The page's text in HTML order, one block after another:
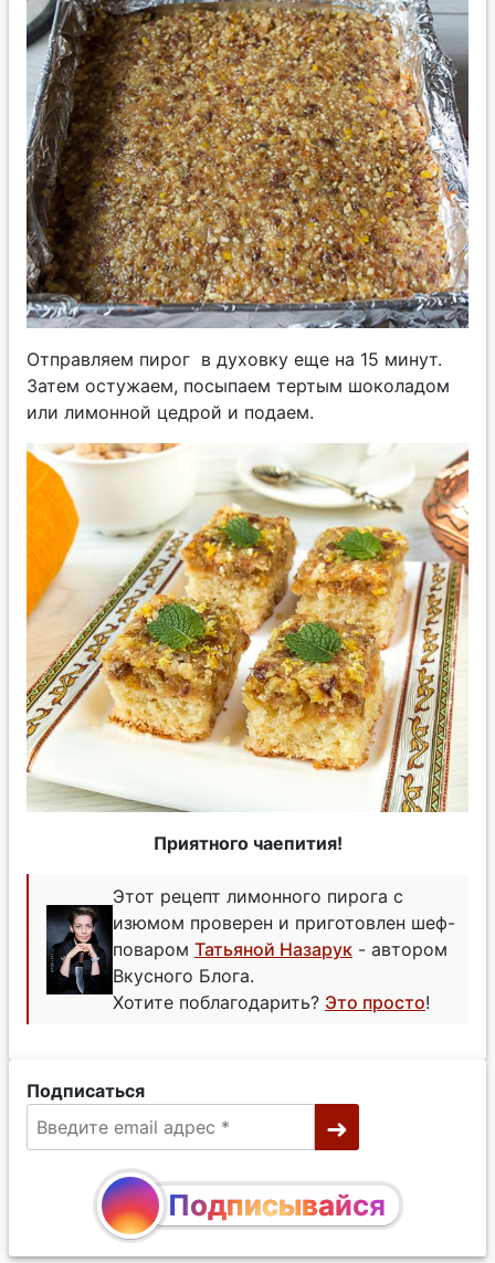
Отправляем пирог в духовку еще на 15 минут.
Затем остужаем, посыпаем тертым шоколадом
или лимонной цедрой и подаем.
Приятного чаепития!
Этот рецепт лимонного пирога с
изюмом проверен и приготовлен шеф-
поваром Татьяной Назарук - автором
Вкусного Блога.
Хотите поблагодарить? Это просто!
Подписаться
Подписывайся